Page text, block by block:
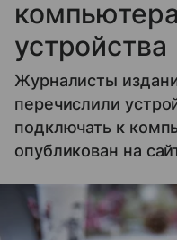
устройства
Журналисты
перечислили
подключать к
опубликован на